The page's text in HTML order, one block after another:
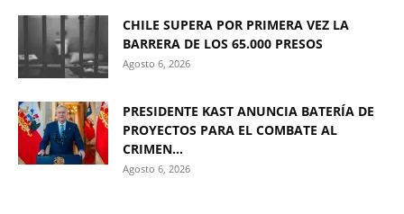
CHILE SUPERA POR PRIMERA VEZ LA
BARRERA DE LOS 65.000 PRESOS
Agosto 6, 2026
PRESIDENTE KAST ANUNCIA BATERÍA DE
PROYECTOS PARA EL COMBATE AL
CRIMEN...
Agosto 6, 2026